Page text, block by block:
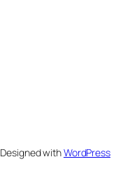
Designed withWordPress